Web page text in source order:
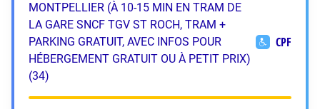
MONTPELLIER (À 10-15 MIN EN TRAM DE
LA GARE SNCF TGV ST ROCH, TRAM +
PARKING GRATUIT, AVEC INFOS POUR
HÉBERGEMENT GRATUIT OU À PETIT PRIX)
(34)
CPF